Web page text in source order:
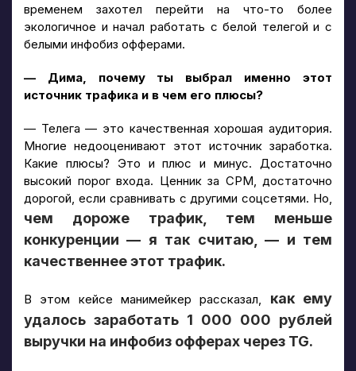
временем захотел перейти на что-то более
экологичное и начал работать с белой телегой и с
белыми инфобиз офферами.
— Дима, почему ты выбрал именно этот
источник трафика и в чем его плюсы?
— Телега — это качественная хорошая аудитория.
Многие недооценивают этот источник заработка.
Какие плюсы? Это и плюс и минус. Достаточно
высокий порог входа. Ценник за CPM, достаточно
дорогой, если сравнивать с другими соцсетями. Но,
чем дороже трафик, тем меньше
конкуренции — я так считаю, — и тем
качественнее этот трафик.
В этом кейсе манимейкер рассказал, как ему
удалось заработать 1 000 000 рублей
выручки на инфобиз офферах через TG.